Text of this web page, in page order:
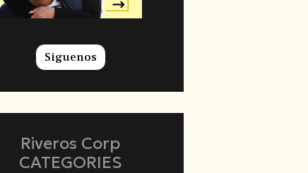
Siguenos
Riveros Corp
CATEGORIES